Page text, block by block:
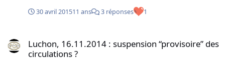
qu'a ta PS (dans ton cas a 11h32) Le telephone n'est pas
reserve effectuant des journees d'un roulement.... En
clair, tu as droit au meme temps de repos entre 2
30 avril 201511 ans 3 réponses 1
Luchon, 16.11.2014 : suspension “provisoire” des
circulations ?